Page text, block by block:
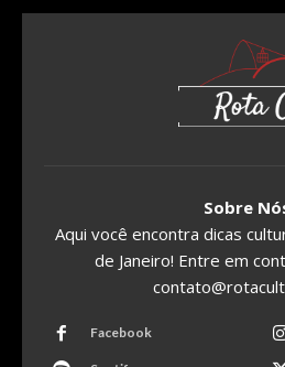
Sobre
Aqui você encontra dicas
de Janeiro! Entre em
Facebook